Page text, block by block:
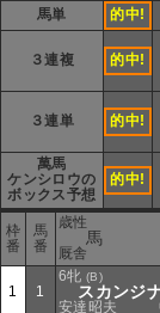
馬単
的中!
３連複 的中!
３連単 的中!
萬馬
ケンシロウの
ボックス予想
的中!
枠
番
馬
番
歳性
馬
厩舎
1 1
6牝 (B)
スカンジ
安達昭夫